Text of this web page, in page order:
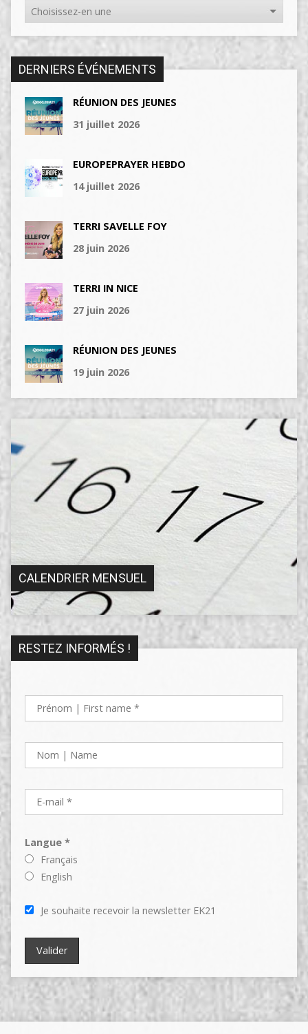
DERNIERS ÉVÉNEMENTS
RÉUNION DES JEUNES
31 juillet 2026
EUROPEPRAYER HEBDO
14 juillet 2026
TERRI SAVELLE FOY
28 juin 2026
TERRI IN NICE
27 juin 2026
RÉUNION DES JEUNES
19 juin 2026
CALENDRIER MENSUEL
RESTEZ INFORMÉS !
Langue *
Français
English
Je souhaite recevoir la newsletter EK21